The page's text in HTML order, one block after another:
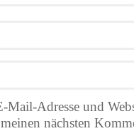
Mail-Adresse und
nächsten